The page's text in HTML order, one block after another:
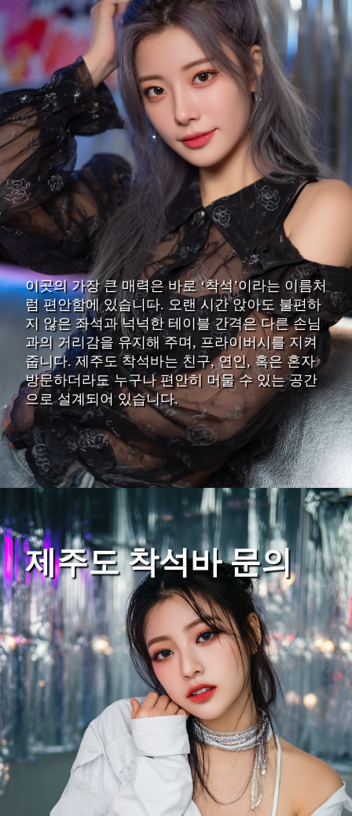
이곳의 가장 큰 매력은 바로 ‘착석’이라는 이름처
럼 편안함에 있습니다. 오랜 시간 앉아도 불편하
지 않은 좌석과 넉넉한 테이블 간격은 다른 손님
과의 거리감을 유지해 주며, 프라이버시를 지켜
줍니다. 제주도 착석바는 친구, 연인, 혹은 혼자
방문하더라도 누구나 편안히 머물 수 있는 공간
으로 설계되어 있습니다.
제주도 착석바 문의